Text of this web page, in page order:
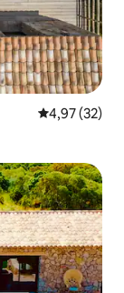
4,97 de uma
4,97 (32)